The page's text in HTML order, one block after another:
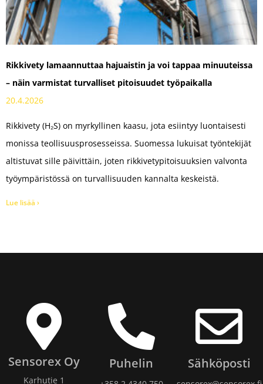
Rikkivety lamaannuttaa hajuaistin ja voi tappaa minuuteissa
– näin varmistat turvalliset pitoisuudet työpaikalla
20.4.2026
Rikkivety (H₂S) on myrkyllinen kaasu, jota esiintyy luontaisesti
monissa teollisuusprosesseissa. Suomessa lukuisat työntekijät
altistuvat sille päivittäin, joten rikkivetypitoisuuksien valvonta
työympäristössä on turvallisuuden kannalta keskeistä.
Lue lisää ›
Sensorex Oy
Karhutie 1
Puhelin Sähköposti